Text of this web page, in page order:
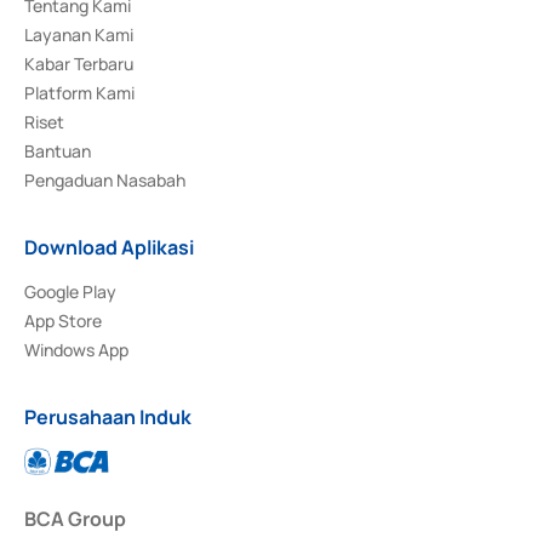
Tentang Kami
Layanan Kami
Kabar Terbaru
Platform Kami
Riset
Bantuan
Pengaduan Nasabah
Download Aplikasi
Google Play
App Store
Windows App
Perusahaan Induk
BCA Group